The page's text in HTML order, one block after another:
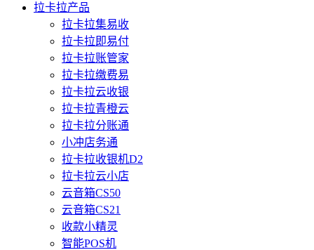
拉卡拉产品
拉卡拉集易收
拉卡拉即易付
拉卡拉账管家
拉卡拉缴费易
拉卡拉云收银
拉卡拉青橙云
拉卡拉分账通
小冲店务通
拉卡拉收银机D2
拉卡拉云小店
云音箱CS50
云音箱CS21
收款小精灵
智能POS机